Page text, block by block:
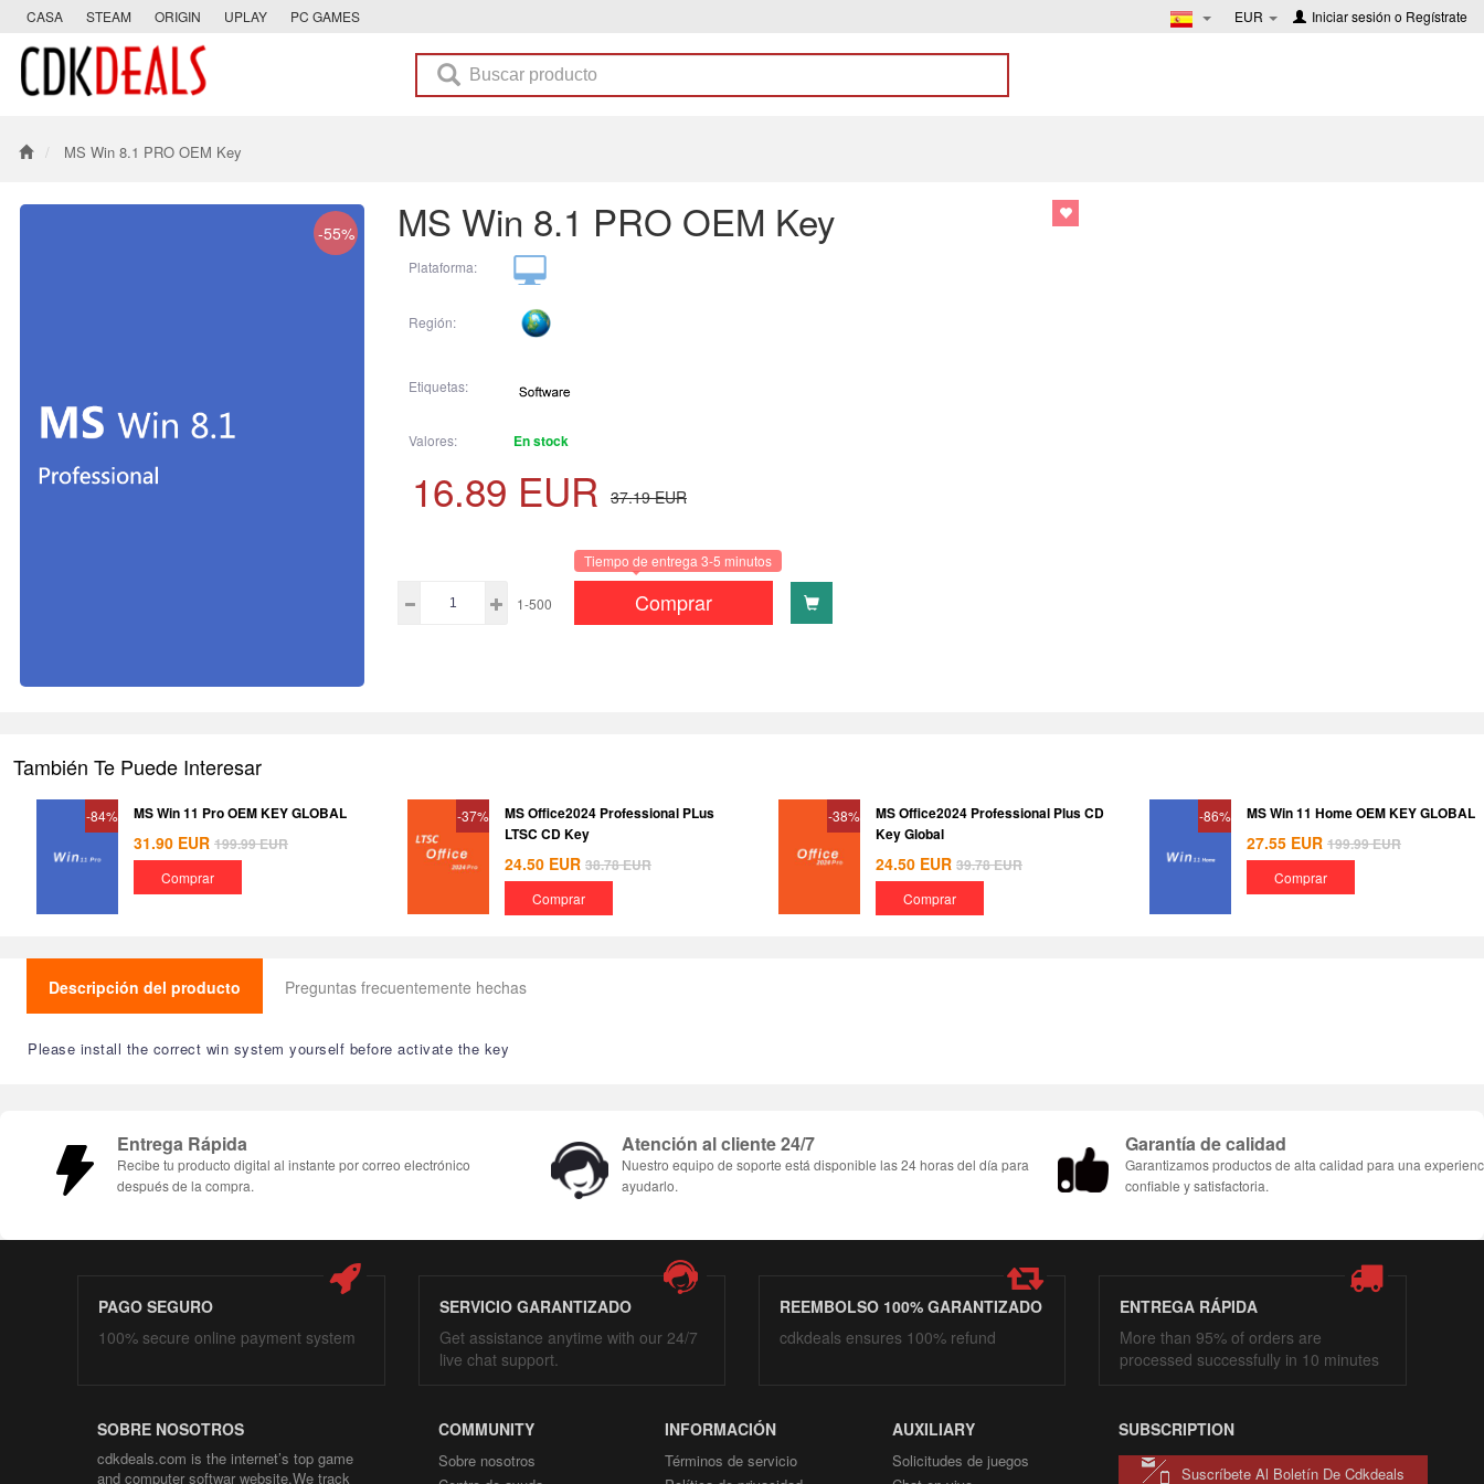
CASA STEAM ORIGIN UPLAY PC GAMES EUR Iniciar sesión o Regístrate
MS Win 8.1 PRO OEM Key
MS Win 8.1 PRO OEM Key
-55%
Plataforma:
Región:
Etiquetas:
Valores: En stock
16.89 EUR 37.19 EUR
1-500
Tiempo de entrega 3-5 minutos
Comprar
También Te Puede Interesar
-84% MS Win 11 Pro OEM KEY GLOBAL
31.90 EUR 199.99EUR
Comprar
-37%
MS Office2024 Professional PLus
LTSC CD Key
24.50 EUR 38.78EUR
Comprar
-38%
MS Office2024 Professional Plus CD
Key Global
24.50 EUR 39.78EUR
Comprar
-86% MS Win 11 Home OEM KEY GLOBAL
27.55 EUR 199.99EUR
Comprar
Descripción del producto Preguntas frecuentemente hechas
Please install the correct win system yourself before activate the key
Entrega Rápida
Recibe tu producto digital al instante por correo electrónico
después de la compra.
Atención al cliente 24/7
Nuestro equipo de soporte está disponible las 24 horas del día para
ayudarlo.
Garantía de calidad
Garantizamos productos de alta calidad para una
confiable y satisfactoria.
PAGO SEGURO
100% secure online payment system
SERVICIO GARANTIZADO
Get assistance anytime with our 24/7
live chat support.
REEMBOLSO 100% GARANTIZADO
cdkdeals ensures 100% refund
ENTREGA RÁPIDA
More than 95% of orders are
processed successfully in 10 minutes
SOBRE NOSOTROS
cdkdeals.com is the internet’s top game
and computer softwar website.We track
COMMUNITY
Sobre nosotros
INFORMACIÓN
Términos de servicio
AUXILIARY
Solicitudes de juegos
SUBSCRIPTION
Suscríbete Al Boletín De Cdkdeals